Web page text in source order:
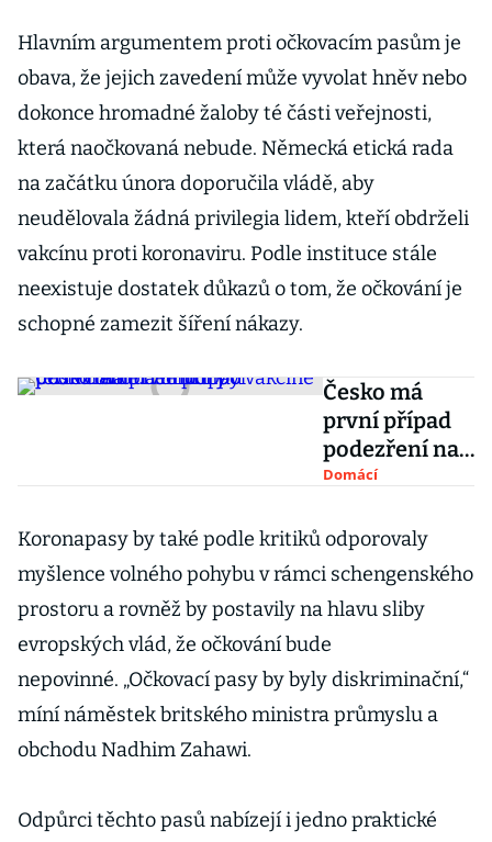
Hlavním argumentem proti očkovacím pasům je
obava, že jejich zavedení může vyvolat hněv nebo
dokonce hromadné žaloby té části veřejnosti,
která naočkovaná nebude. Německá etická rada
na začátku února doporučila vládě, aby
neudělovala žádná privilegia lidem, kteří obdrželi
vakcínu proti koronaviru. Podle instituce stále
neexistuje dostatek důkazů o tom, že očkování je
schopné zamezit šíření nákazy.
Česko má
první případ
podezření na
úmrtí po
covidu. Senior
byl
terminálně
nemocný
Domácí
Koronapasy by také podle kritiků odporovaly
myšlence volného pohybu v rámci schengenského
prostoru a rovněž by postavily na hlavu sliby
evropských vlád, že očkování bude
nepovinné. „Očkovací pasy by byly diskriminační,“
míní náměstek britského ministra průmyslu a
obchodu Nadhim Zahawi.
Odpůrci těchto pasů nabízejí i jedno praktické